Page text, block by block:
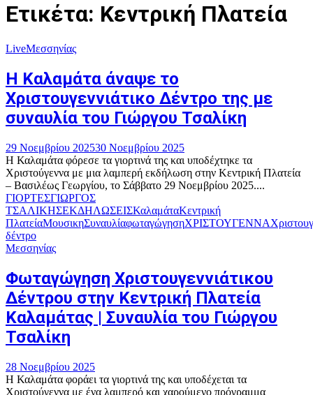
Ετικέτα: Κεντρική Πλατεία
LiveΜεσσηνίας
Η Καλαμάτα άναψε το
Χριστουγεννιάτικο Δέντρο της με
συναυλία του Γιώργου Τσαλίκη
29 Νοεμβρίου 202530 Νοεμβρίου 2025
Η Καλαμάτα φόρεσε τα γιορτινά της και υποδέχτηκε τα
Χριστούγεννα με μια λαμπερή εκδήλωση στην Κεντρική Πλατεία
– Βασιλέως Γεωργίου, το Σάββατο 29 Νοεμβρίου 2025....
ΓΙΟΡΤΕΣΓΙΩΡΓΟΣ
ΤΣΑΛΙΚΗΣΕΚΔΗΛΩΣΕΙΣΚαλαμάταΚεντρική
ΠλατείαΜουσικηΣυναυλίαφωταγώγησηΧΡΙΣΤΟΥΓΕΝΝΑ
δέντρο
Μεσσηνίας
Φωταγώγηση Χριστουγεννιάτικου
Δέντρου στην Κεντρική Πλατεία
Καλαμάτας | Συναυλία του Γιώργου
Τσαλίκη
28 Νοεμβρίου 2025
Η Καλαμάτα φοράει τα γιορτινά της και υποδέχεται τα
Χριστούγεννα με ένα λαμπερό και χαρούμενο πρόγραμμα